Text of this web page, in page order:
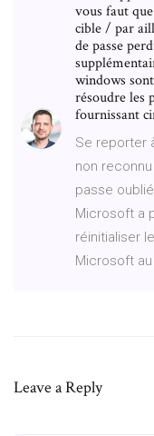
vous faut
cible / par
de passe
windows
résoudre les
fournissant
Se reporter
non
passe
Microsoft a
réinitialiser
Microsoft
Leave a Reply